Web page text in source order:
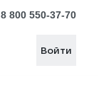
8 800 550-37-70
Войти